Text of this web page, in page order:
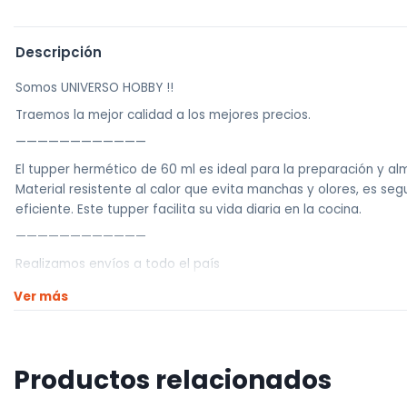
Descripción
Somos UNIVERSO HOBBY !!
Traemos la mejor calidad a los mejores precios.
————————————
El tupper hermético de 60 ml es ideal para la preparación y
Material resistente al calor que evita manchas y olores, es
eficiente. Este tupper facilita su vida diaria en la cocina.
————————————
Realizamos envíos a todo el país
Envíos dentro de Montevideo por Mercado de envíos.
————————————
Ver más
Productos relacionados